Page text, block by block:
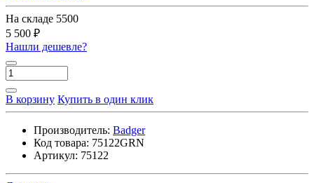
На складе 5500
5 500 ₽
Нашли дешевле?
В корзину Купить в один клик
Производитель: Badger
Код товара: 75122GRN
Артикул: 75122